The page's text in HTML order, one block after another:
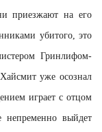
приезжают на его
убитого, это
Гринлифом-
уже осознал
играет с отцом
выйдет